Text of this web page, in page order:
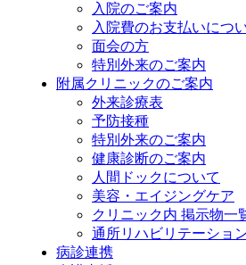
入院のご案内
入院費のお支払いにつ
面会の方
特別外来のご案内
附属クリニックのご案内
外来診療表
予防接種
特別外来のご案内
健康診断のご案内
人間ドックについて
美容・エイジングケア
クリニック内 掲示物一
通所リハビリテーショ
病診連携